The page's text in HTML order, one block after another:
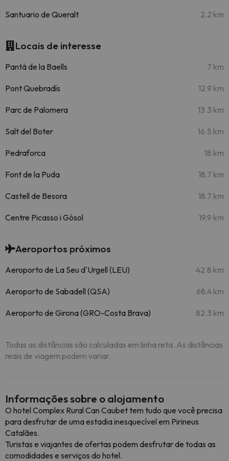
Santuario de Queralt 2.2 km
Locais de interesse
Pantà de la Baells 7 km
Pont Quebradís 12.9 km
Parc de Palomera 13.3 km
Salt del Boter 16.5 km
Pedraforca 18 km
Font de la Puda 18.7 km
Castell de Besora 18.7 km
Centre Picasso i Gósol 19.9 km
Aeroportos próximos
Aeroporto de La Seu d'Urgell (LEU) 42.8 km
Aeroporto de Sabadell (QSA) 68.4 km
Aeroporto de Girona (GRO-Costa Brava) 82.3 km
Todas as distâncias são calculadas em linha reta. As distâncias
reais de viagem podem variar.
Informações sobre o alojamento
O hotel Complex Rural Can Caubet tem tudo que você precisa
para desfrutar de uma estadia inesquecível em Pirineus
Catalães.
Turistas e viajantes de ofertas podem desfrutar de todas as
comodidades e serviços do hotel.